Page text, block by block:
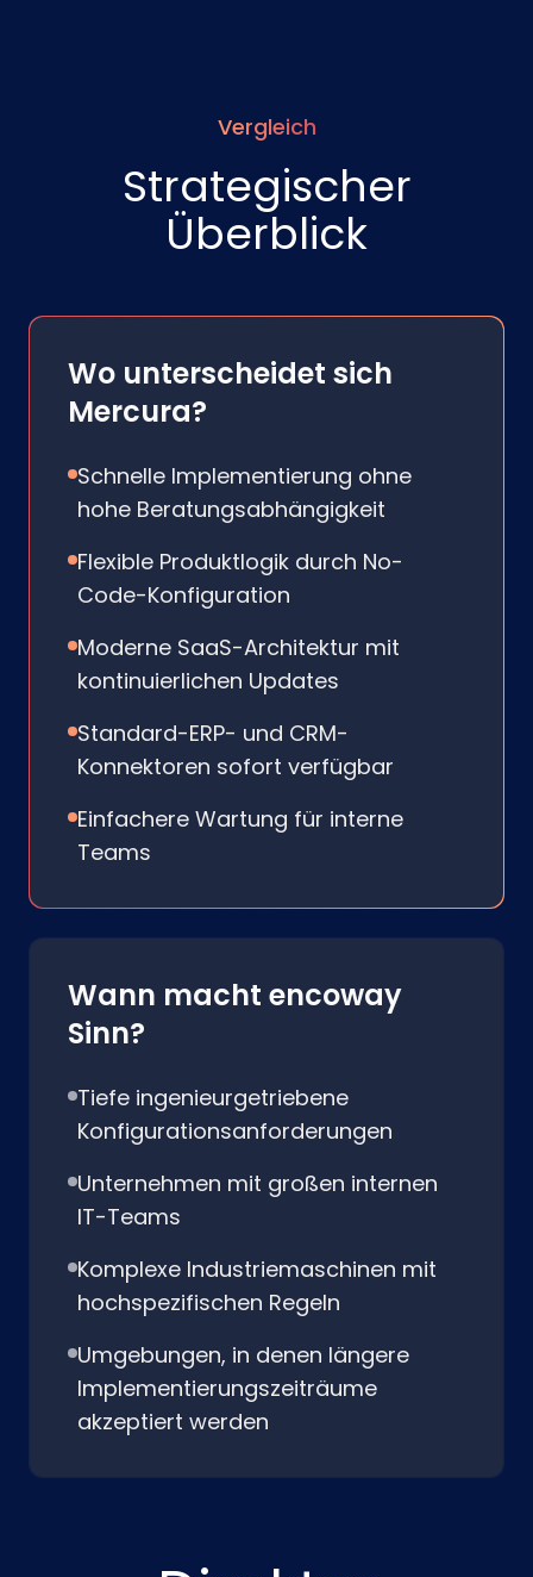
Vergleich
Strategischer
Überblick
Wo unterscheidet sich
Mercura?
Schnelle Implementierung ohne
hohe Beratungsabhängigkeit
Flexible Produktlogik durch No-
Code-Konfiguration
Moderne SaaS-Architektur mit
kontinuierlichen Updates
Standard-ERP- und CRM-
Konnektoren sofort verfügbar
Einfachere Wartung für interne
Teams
Wann macht encoway
Sinn?
Tiefe ingenieurgetriebene
Konfigurationsanforderungen
Unternehmen mit großen internen
IT-Teams
Komplexe Industriemaschinen mit
hochspezifischen Regeln
Umgebungen, in denen längere
Implementierungszeiträume
akzeptiert werden